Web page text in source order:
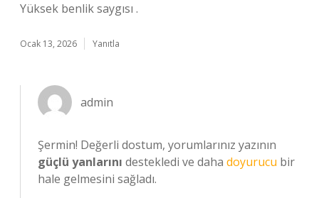
Yüksek benlik saygısı .
Ocak 13, 2026 Yanıtla
admin
Şermin! Değerli dostum, yorumlarınız yazının
güçlü yanlarını destekledi ve daha doyurucu bir
hale gelmesini sağladı.